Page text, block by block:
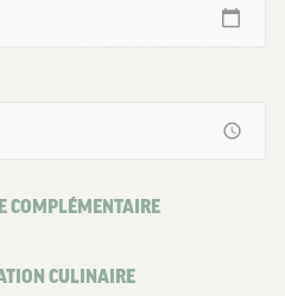
COMPLÉMENTAIRE
CULINAIRE